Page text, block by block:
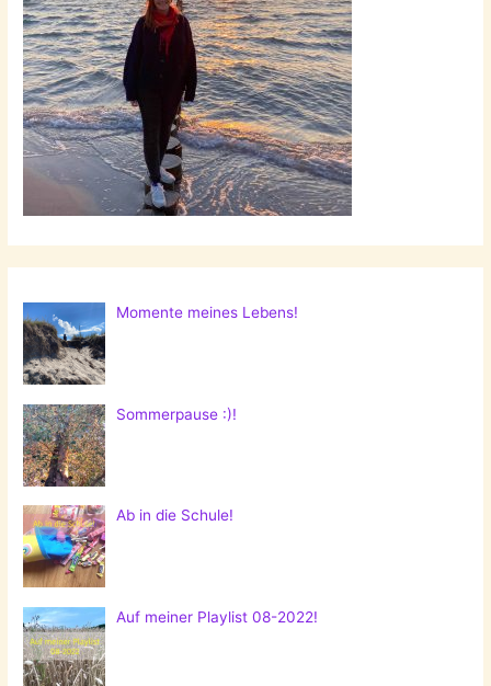
Momente meines Lebens!
Sommerpause :)!
Ab in die Schule!
Auf meiner Playlist 08-2022!